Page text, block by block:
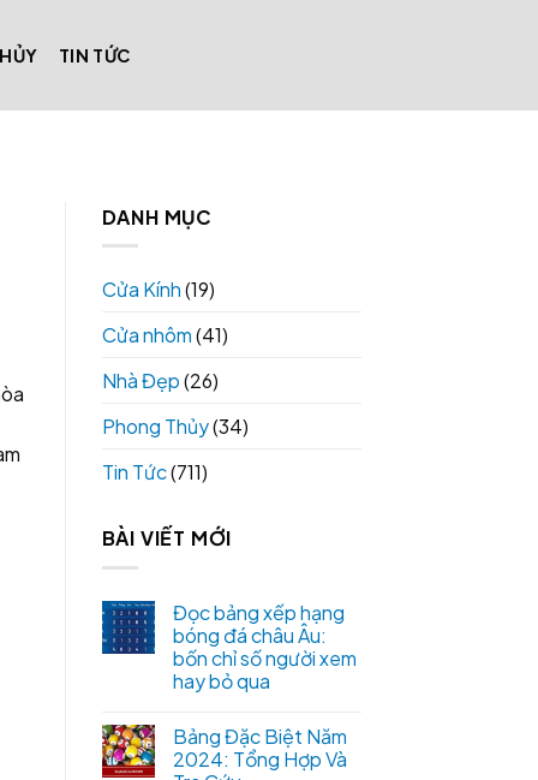
TIN TỨC
DANH MỤC
Cửa Kính(19)
Cửa nhôm(41)
Nhà Đẹp(26)
Phong Thủy(34)
Tin Tức(711)
BÀI VIẾT MỚI
Đọc bảng xếp hạng
bóng đá châu Âu:
bốn chỉ số người xem
hay bỏ qua
Bảng Đặc Biệt Năm
2024: Tổng Hợp Và